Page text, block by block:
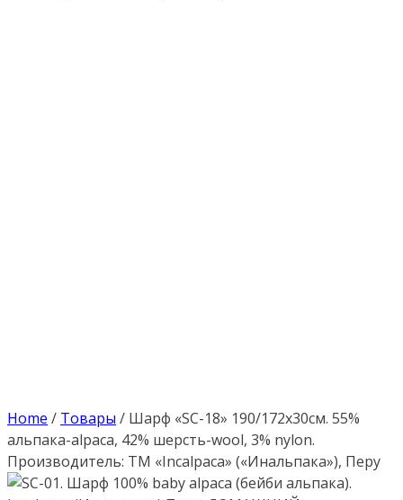
Home / Товары / Шарф «SC-18» 190/172х30см. 55%
альпака-alpaca, 42% шерсть-wool, 3% nylon.
Производитель: ТМ «Incalpaca» («Инальпака»), Перу